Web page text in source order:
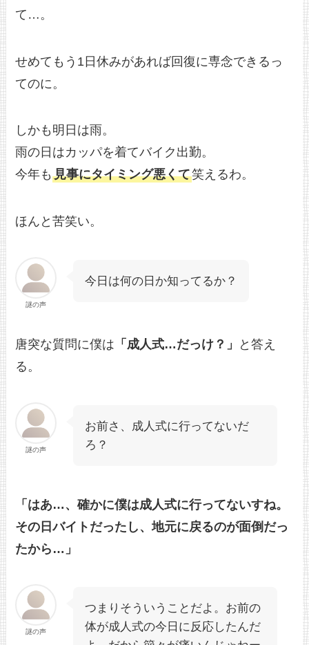
て…。
せめてもう1日休みがあれば回復に専念できるっ
てのに。
しかも明日は雨。
雨の日はカッパを着てバイク出勤。
今年も見事にタイミング悪くて笑えるわ。
ほんと苦笑い。
謎の声
今日は何の日か知ってるか？
唐突な質問に僕は 「成人式…だっけ？」
と答え
る。
謎の声
お前さ、成人式に行ってないだ
ろ？
「はあ…、確かに僕は成人式に行ってないすね。
その日バイトだったし、地元に戻るのが面倒だっ
たから…」
謎の声
つまりそういうことだよ。お前の
体が成人式の今日に反応したんだ